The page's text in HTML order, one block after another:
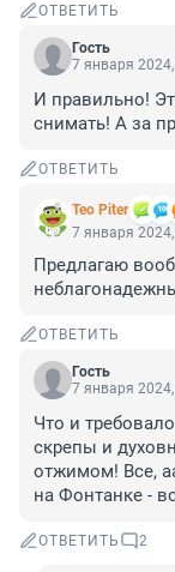
ОТВЕТИТЬ
Гость
7 января
И правильно!
снимать! А за
ОТВЕТИТЬ
Teo Piter
7 января 2024,
Предлагаю
ОТВЕТИТЬ
Гость
7 января
Что и
скрепы и
отжимом! Все,
на Фонтанке -
ОТВЕТИТЬ 2